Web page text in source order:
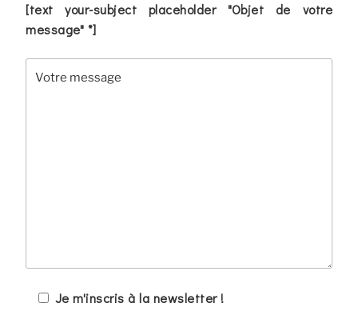
[text your-subject placeholder "Objet de votre
message" *]
Je m'inscris à la newsletter !